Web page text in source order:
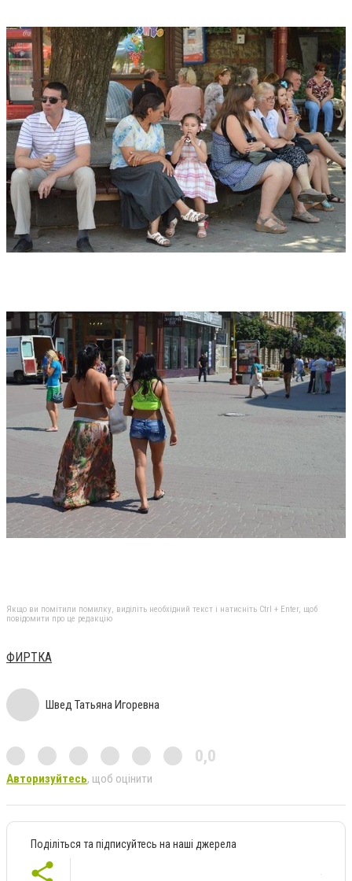
Якщо ви помітили помилку, виділіть необхідний текст і натисніть Ctrl + Enter, щоб
повідомити про це редакцію
ФИРТКА
Швед Татьяна Игоревна
0,0
Авторизуйтесь, щоб оцінити
Поділіться та підписуйтесь на наші джерела